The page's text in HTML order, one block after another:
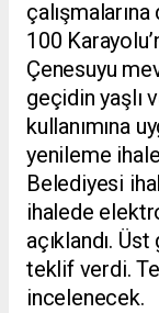
100
Çenesuyu
geçidin yaşlı
kullanımına
yenileme
Belediyesi
ihalede
açıklandı.
teklif verdi.
incelenecek.